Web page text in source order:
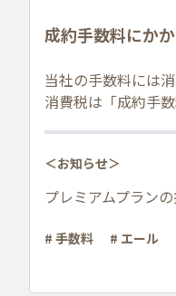
成約手数料にか
当社の手数料には
消費税は「成約手
＜お知らせ＞
プレミアムプラン
# 手数料 # エール